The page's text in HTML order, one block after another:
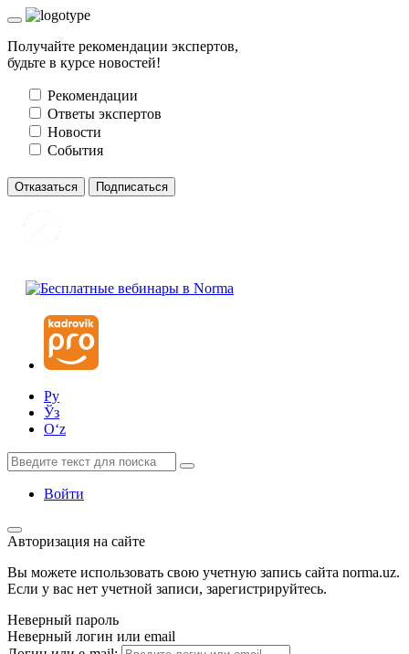
Получайте рекомендации экспертов,
будьте в курсе новостей!
Рекомендации
Ответы экспертов
Новости
События
Отказаться Подписаться
Ру
Ўз
Oʻz
Войти
Авторизация на сайте
Вы можете использовать свою учетную запись сайта norma.uz.
Если у вас нет учетной записи, зарегистрируйтесь.
Неверный пароль
Неверный логин или email